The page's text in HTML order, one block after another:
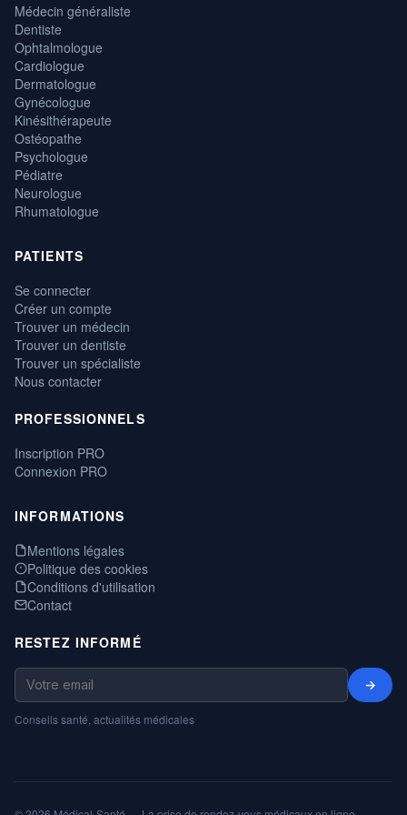
Médecin généraliste
Dentiste
Ophtalmologue
Cardiologue
Dermatologue
Gynécologue
Kinésithérapeute
Ostéopathe
Psychologue
Pédiatre
Neurologue
Rhumatologue
PATIENTS
Se connecter
Créer un compte
Trouver un médecin
Trouver un dentiste
Trouver un spécialiste
Nous contacter
PROFESSIONNELS
Inscription PRO
Connexion PRO
INFORMATIONS
Mentions légales
Politique des cookies
Conditions d'utilisation
Contact
RESTEZ INFORMÉ
→
Conseils santé, actualités médicales